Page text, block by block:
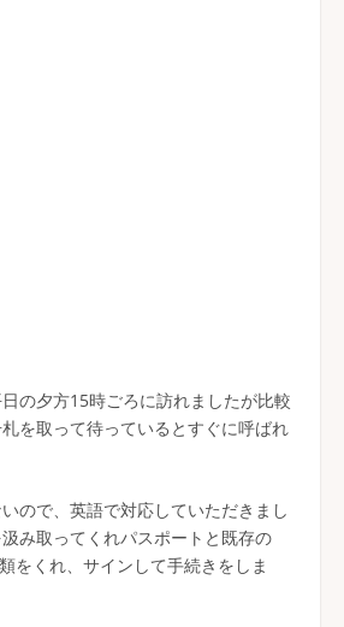
の夕方15時ごろに訪れましたが比較
を取って待っているとすぐに呼ばれ
ので、英語で対応していただきまし
み取ってくれパスポートと既存の
をくれ、サインして手続きをしま